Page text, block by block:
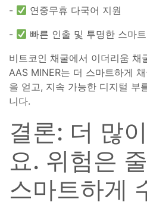
-
연중무휴 다국어 지원
-
빠른 인출 및 투명한 스마
비트코인 채굴에서 이더리움 채
AAS MINER는 더 스마트하게
을 얻고, 지속 가능한 디지털 부
니다.
결론: 더 많
요. 위험은
스마트하게